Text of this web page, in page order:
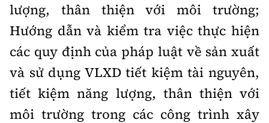
lượng, thân thiện với môi trường;
Hướng dẫn và kiểm tra việc thực hiện
các quy định của pháp luật về sản xuất
và sử dụng VLXD tiết kiệm tài nguyên,
tiết kiệm năng lượng, thân thiện với
môi trường trong các công trình xây